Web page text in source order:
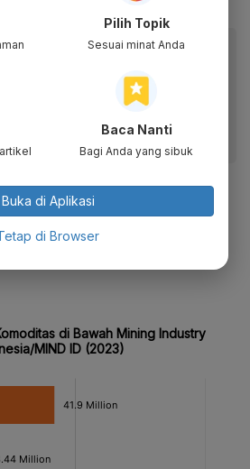
aplikasi mobile.
membaca lebih nyaman dan nikmati
aplikasi mobile Katadata.
#Bulan Kesehatan
Pilih Topik
Sesuai minat Anda
Baca Nanti
Bagi Anda yang sibuk
Buka di Aplikasi
di Browser